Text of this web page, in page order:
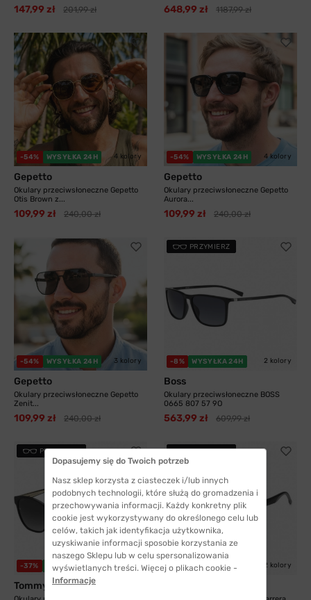
147,99 zł 201,99 zł 648,99 zł 1187,99 zł
-54% WYSYŁKA 24H 4 kolory
Gepetto
Okulary przeciwsłoneczne Gepetto
Otis Brown z...
109,99 zł 240,00 zł
-54% WYSYŁKA 24H 4 kolory
Gepetto
Okulary przeciwsłoneczne Gepetto
Aurora...
109,99 zł 240,00 zł
-54% WYSYŁKA 24H 3 kolory
Gepetto
Okulary przeciwsłoneczne Gepetto
Zenit...
109,99 zł 240,00 zł
PRZYMIERZ
-8% WYSYŁKA 24H 2 kolory
Boss
Okulary przeciwsłoneczne BOSS
0665 807 57 9O
563,99 zł 609,99 zł
PRZYMIERZ
-37% WYSYŁKA 24H 2 kolory
Tommy Hilfiger
PRZYMIERZ
-21% WYSYŁKA 24H 2 kolory
Dopasujemy się do Twoich potrzeb
Nasz sklep korzysta z ciasteczek i/lub innych
podobnych technologii, które służą do gromadzenia i
przechowywania informacji. Każdy konkretny plik
cookie jest wykorzystywany do określonego celu lub
celów, takich jak identyfikacja użytkownika,
uzyskiwanie informacji sposobie korzystania ze
naszego Sklepu lub w celu spersonalizowania
wyświetlanych treści. Więcej o plikach cookie -
Informacje